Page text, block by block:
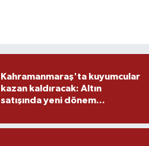
Kahramanmaraş'ta kuyumcular
kazan kaldıracak: Altın
satışında yeni dönem...